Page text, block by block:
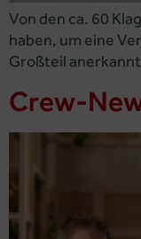
Von den ca. 60
haben, um eine
Großteil
Crew-